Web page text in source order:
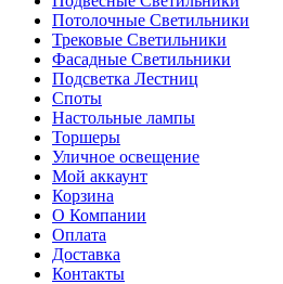
Потолочные Светильники
Трековые Светильники
Фасадные Светильники
Подсветка Лестниц
Споты
Настольные лампы
Торшеры
Уличное освещение
Мой аккаунт
Корзина
О Компании
Оплата
Доставка
Контакты